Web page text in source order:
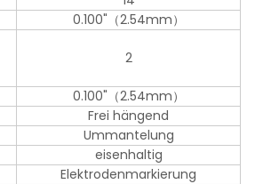
0.100"（2.54mm）
2
0.100"（2.54mm）
Frei hängend
Ummantelung
eisenhaltig
Elektrodenmarkierung